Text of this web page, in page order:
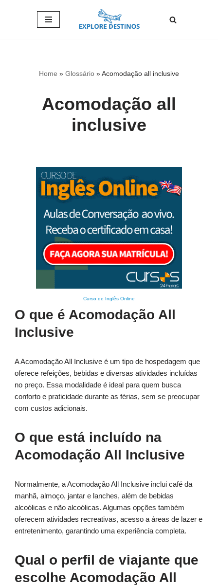
Home » Glossário »Acomodação all inclusive
Acomodação all
inclusive
Curso de Inglês Online
O que é Acomodação All
Inclusive
A Acomodação All Inclusive é um tipo de hospedagem que
oferece refeições, bebidas e diversas atividades incluídas
no preço. Essa modalidade é ideal para quem busca
conforto e praticidade durante as férias, sem se preocupar
com custos adicionais.
O que está incluído na
Acomodação All Inclusive
Normalmente, a Acomodação All Inclusive inclui café da
manhã, almoço, jantar e lanches, além de bebidas
alcoólicas e não alcoólicas. Algumas opções também
oferecem atividades recreativas, acesso a áreas de lazer e
entretenimento, garantindo uma experiência completa.
Qual o perfil de viajante que
escolhe Acomodação All